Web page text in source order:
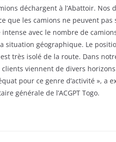
déchargent à l’Abattoir. Nos
que les camions ne peuvent pas
avec le nombre de
situation géographique. Le
très isolé de la route. Dans
viennent de divers
pour ce genre d’activité », a
générale de l’ACGPT Togo.